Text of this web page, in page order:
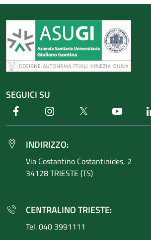
SEGUICI SU
Facebook Instagram Twitter Youtube
INDIRIZZO:
Via Costantino Costantinides, 2
34128 TRIESTE (TS)
CENTRALINO TRIESTE:
Tel. 040 3991111